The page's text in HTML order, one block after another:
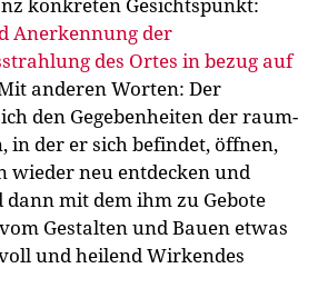
konkreten Gesichtspunkt:
Anerkennung der
des Ortes in bezug auf
anderen Worten: Der
den Gegebenheiten der raum-
in der er sich befindet, öffnen,
neu entdecken und
mit dem ihm zu Gebote
Gestalten und Bauen etwas
und heilend Wirkendes